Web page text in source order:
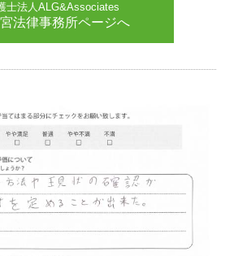
士法人ALG&Associates
法律事務所ページへ